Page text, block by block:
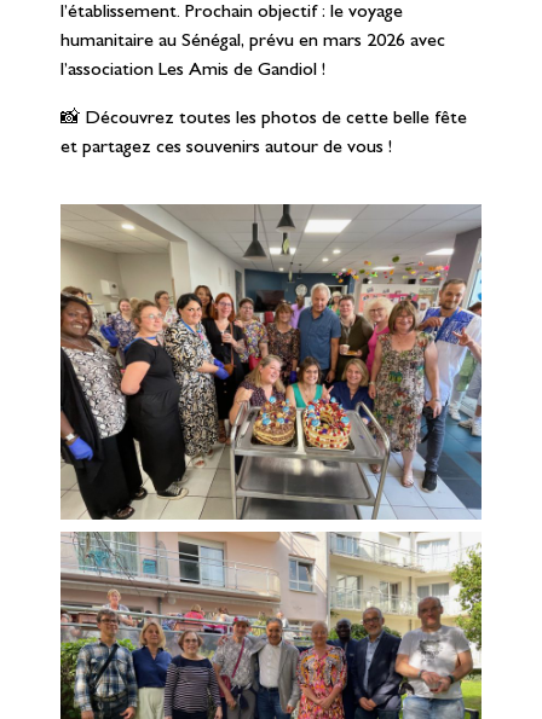
l’établissement. Prochain objectif : le voyage
humanitaire au Sénégal, prévu en mars 2026 avec
l’association Les Amis de Gandiol !
📸 Découvrez toutes les photos de cette belle fête
et partagez ces souvenirs autour de vous !